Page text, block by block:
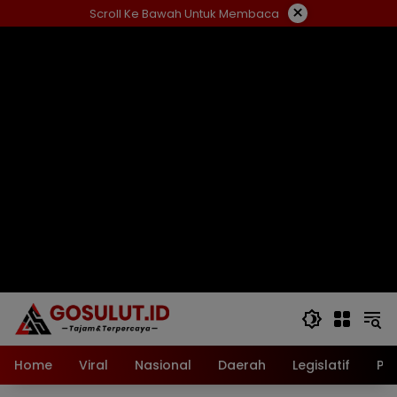
ke
Scroll Ke Bawah Untuk Membaca ×
Home Viral Nasional Daerah Legislatif